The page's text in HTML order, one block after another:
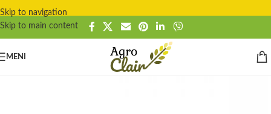
Skip to navigation
Skip to main content
MENI